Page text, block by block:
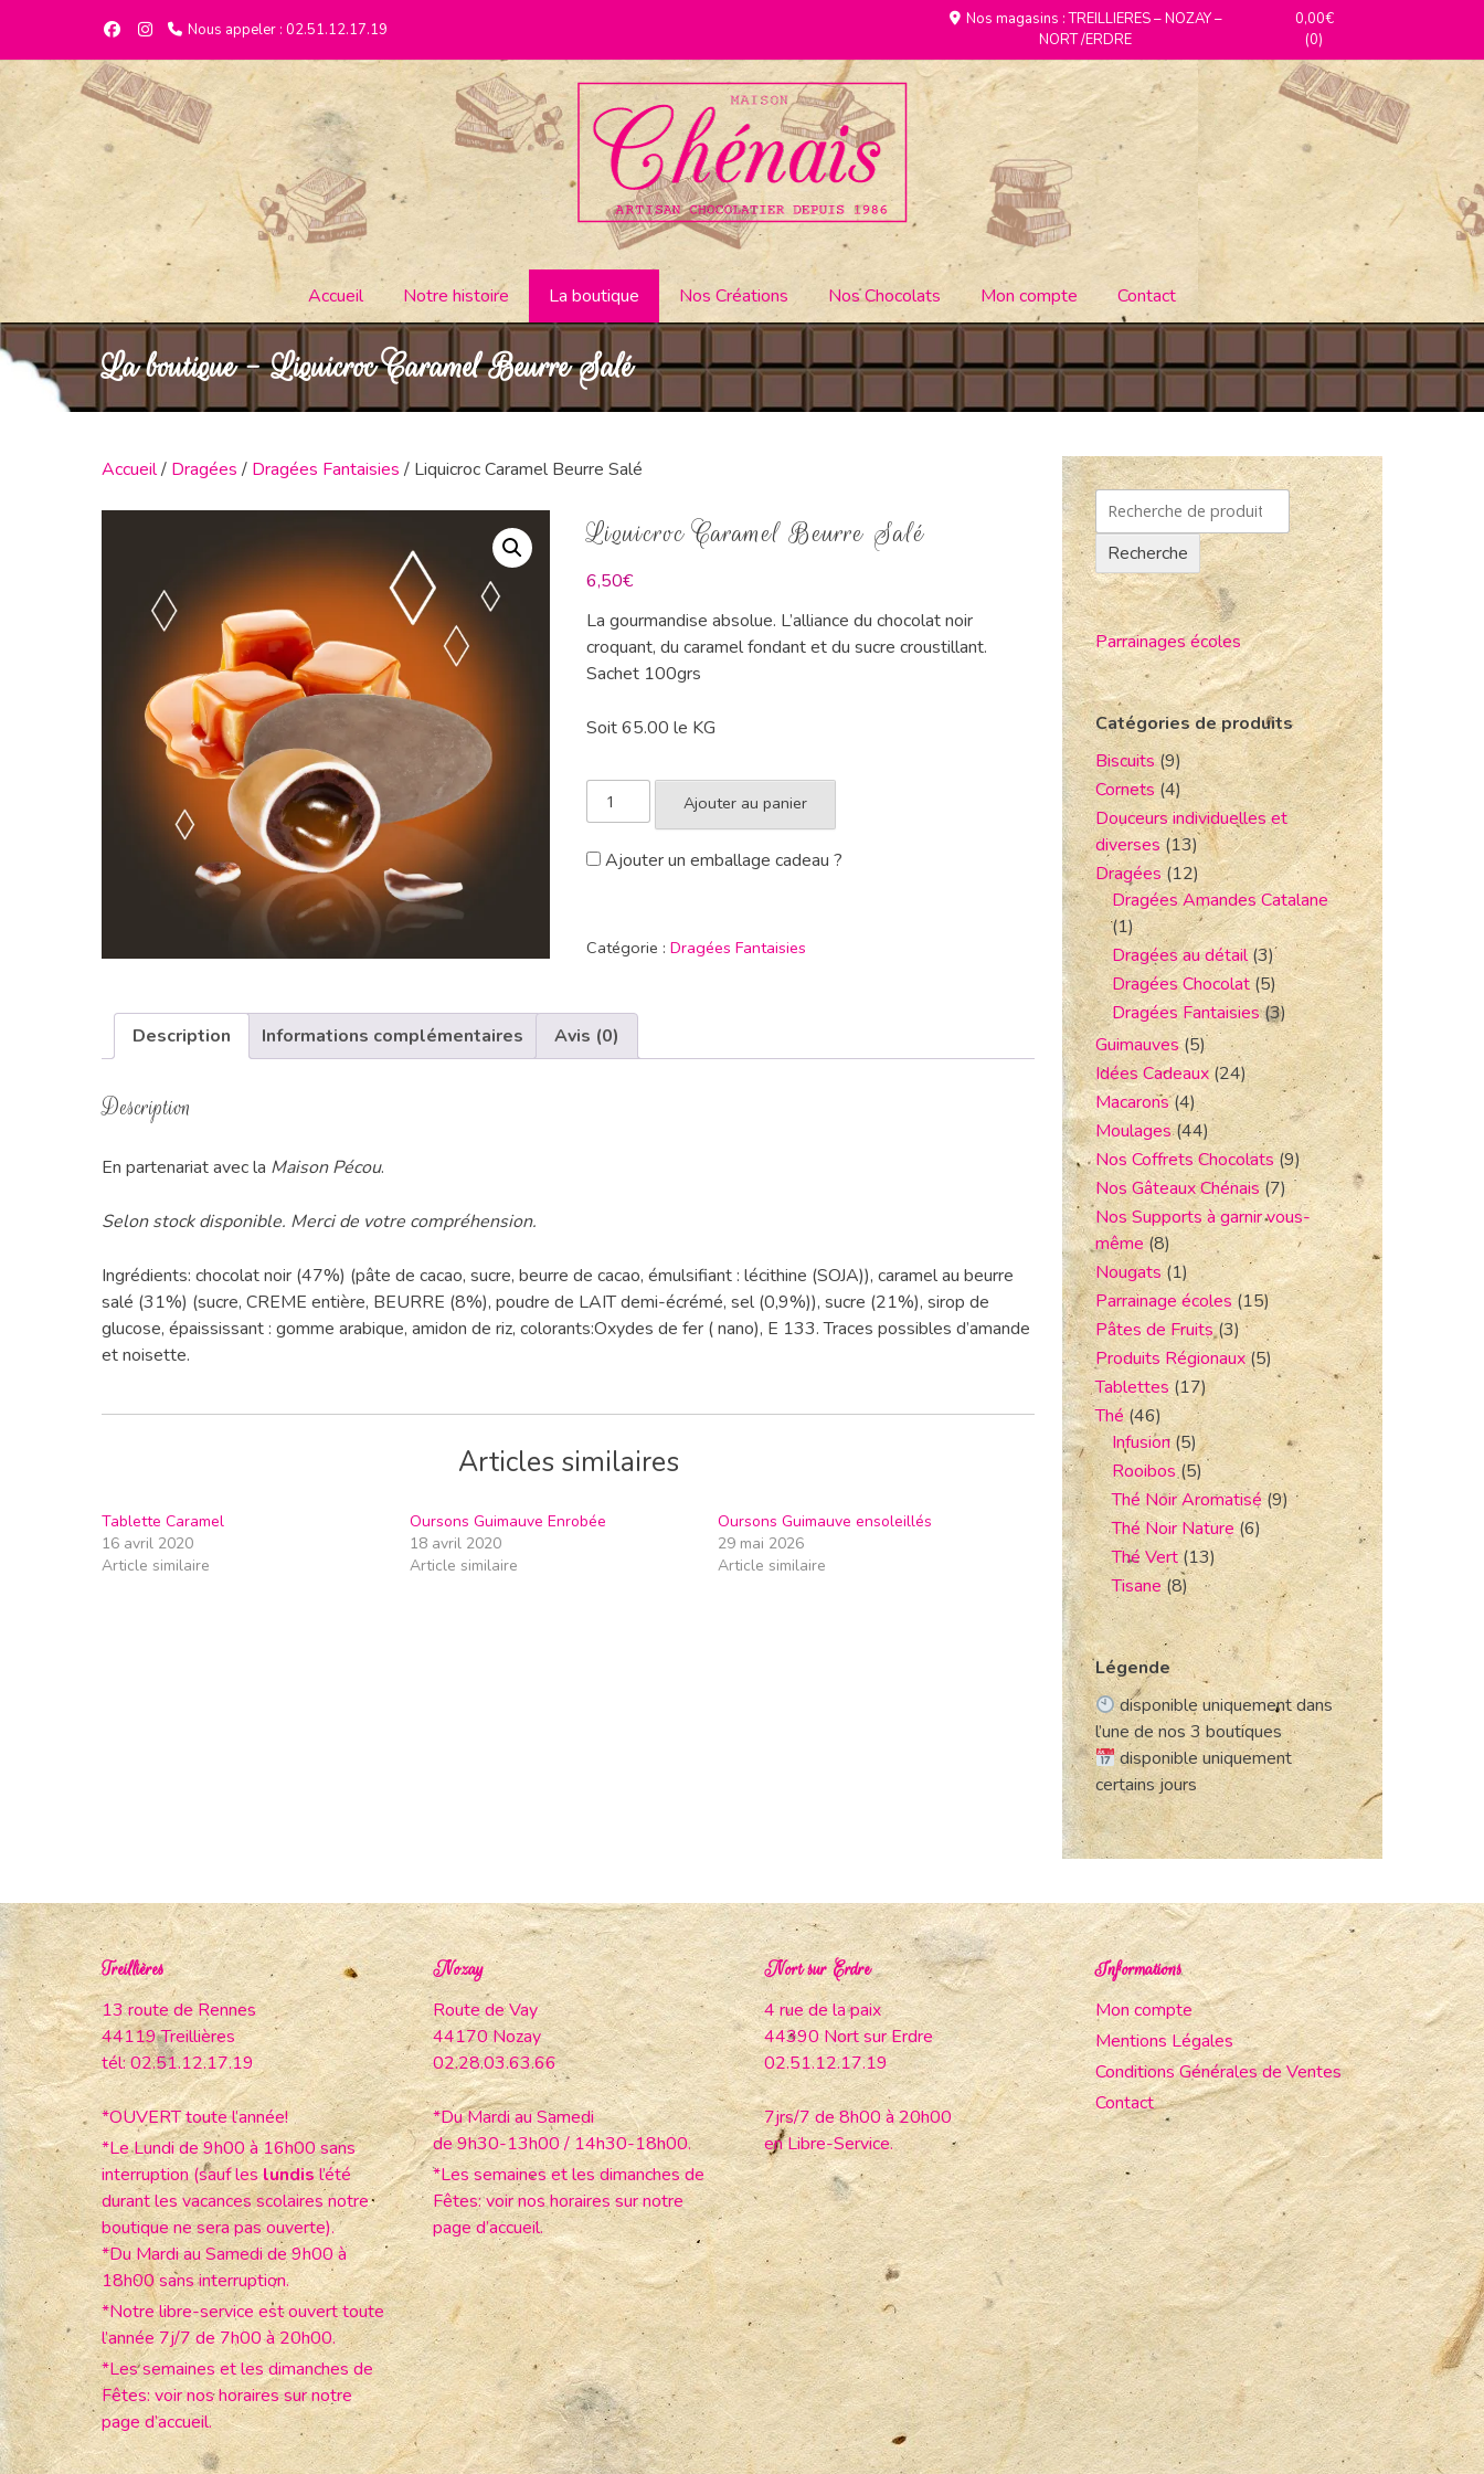
Nous appeler : 02.51.12.17.19
Nos magasins : TREILLIERES – NOZAY –
NORT /ERDRE
0,00€
(0)
Accueil Notre histoire La boutique Nos Créations Nos Chocolats Mon compte Contact
La boutique - Liquicroc Caramel Beurre Salé
Accueil/ Dragées / Dragées Fantaisies / Liquicroc Caramel Beurre Salé
Liquicroc Caramel Beurre Salé
6,50€
La gourmandise absolue. L’alliance du chocolat noir
croquant, du caramel fondant et du sucre croustillant.
Sachet 100grs
Soit 65.00 le KG
Ajouter au panier
Ajouter un emballage cadeau ?
Catégorie :Dragées Fantaisies
Description Informations complémentaires Avis (0)
Description
En partenariat avec la Maison Pécou.
Selon stock disponible. Merci de votre compréhension.
Ingrédients: chocolat noir (47%) (pâte de cacao, sucre, beurre de cacao, émulsifiant : lécithine (SOJA)), caramel au beurre
salé (31%) (sucre, CREME entière, BEURRE (8%), poudre de LAIT demi-écrémé, sel (0,9%)), sucre (21%), sirop de
glucose, épaississant : gomme arabique, amidon de riz, colorants:Oxydes de fer ( nano), E 133. Traces possibles d’amande
et noisette.
Articles similaires
Tablette Caramel
16 avril 2020
Article similaire
Oursons Guimauve Enrobée
18 avril 2020
Article similaire
Oursons Guimauve ensoleillés
29 mai 2026
Article similaire
Recherche
Parrainages écoles
Catégories de produits
Biscuits (9)
Cornets (4)
Douceurs individuelles et
diverses (13)
Dragées (12)
Dragées Amandes Catalane
(1)
Dragées au détail (3)
Dragées Chocolat (5)
Dragées Fantaisies(3)
Guimauves (5)
Idées Cadeaux(24)
Macarons(4)
Moulages(44)
Nos Coffrets Chocolats (9)
Nos Gâteaux Chénais (7)
Nos Supports à garnir vous-
même (8)
Nougats (1)
Parrainage écoles (15)
Pâtes de Fruits (3)
Produits Régionaux(5)
Tablettes (17)
Thé (46)
Infusion (5)
Rooibos (5)
Thé Noir Aromatisé (9)
Thé Noir Nature (6)
Thé Vert (13)
Tisane (8)
Légende
disponible uniquement dans
l’une de nos 3 boutiques
disponible uniquement
certains jours
Treillières
13 route de Rennes
44119 Treillières
tél: 02.51.12.17.19
*OUVERT toute l’année!
*Le Lundi de 9h00 à 16h00 sans
interruption (sauf leslundisl’été
durant les vacances scolaires notre
boutique ne sera pas ouverte).
*Du Mardi au Samedi de 9h00 à
18h00 sans interruption.
*Notre libre-service est ouvert toute
l’année 7j/7 de 7h00 à 20h00.
*Les semaines et les dimanches de
Fêtes: voir nos horaires sur notre
page d’accueil.
Nozay
Route de Vay
44170 Nozay
02.28.03.63.66
*Du Mardi au Samedi
de 9h30-13h00 / 14h30-18h00.
*Les semaines et les dimanches de
Fêtes: voir nos horaires sur notre
page d’accueil.
Nort sur Erdre
4 rue de la paix
44390 Nort sur Erdre
02.51.12.17.19
7jrs/7 de 8h00 à 20h00
en Libre-Service.
Informations
Mon compte
Mentions Légales
Conditions Générales de Ventes
Contact